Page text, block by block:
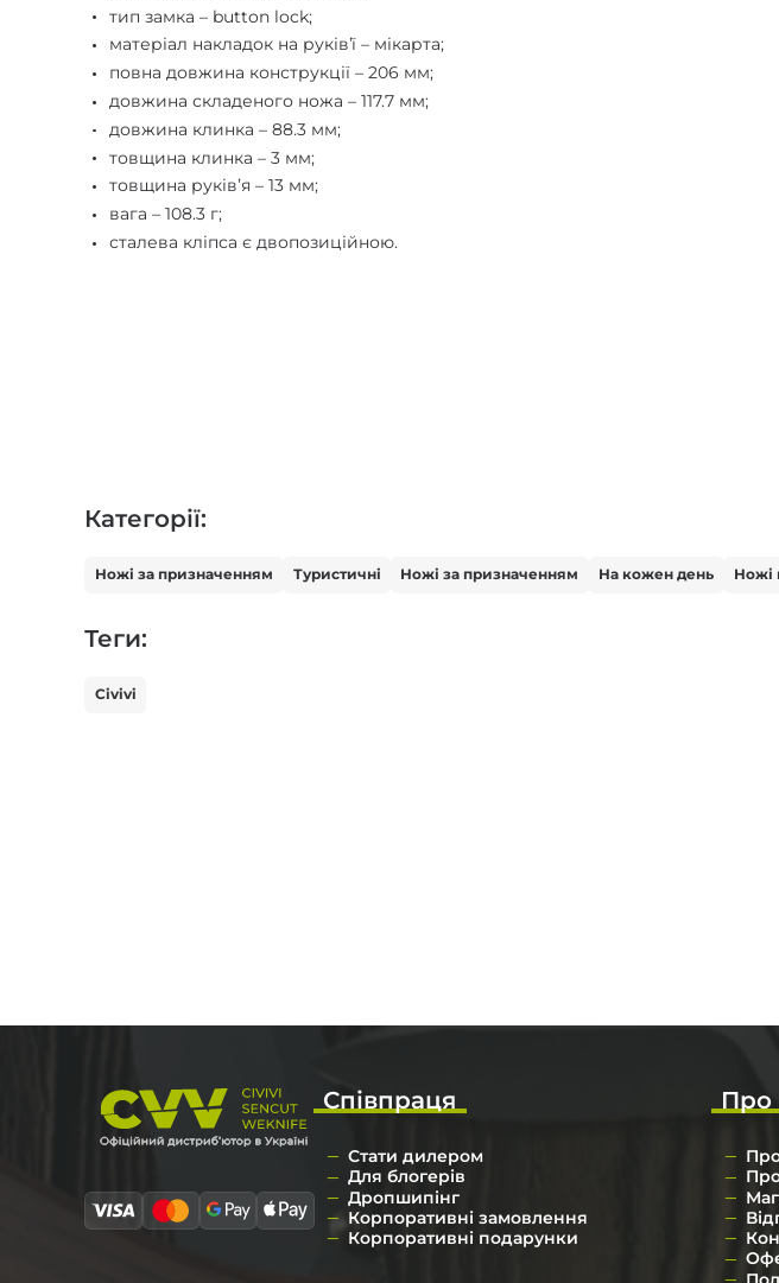
тип замка – button lock;
матеріал накладок на руківʼї – мікарта;
повна довжина конструкції – 206 мм;
довжина складеного ножа – 117.7 мм;
довжина клинка – 88.3 мм;
товщина клинка – 3 мм;
товщина руківʼя – 13 мм;
вага – 108.3 г;
сталева кліпса є двопозиційною.
Категорії:
Ножі за призначенням Туристичні Ножі за призначенням На кожен день Ножі
Теги:
Civivi
Про
Співпраця
Стати дилером
Для блогерів
Дропшипінг
Корпоративні замовлення
Корпоративні подарунки